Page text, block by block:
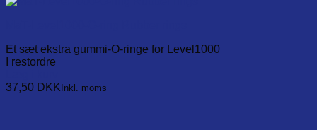
Et sæt ekstra gummi-O-ringe for Level1000
I restordre
37,50 DKK Inkl. moms